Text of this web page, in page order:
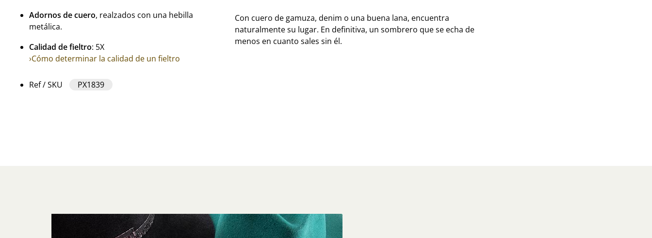
Adornos de cuero, realzados con una hebilla
metálica.
Calidad de fieltro: 5X
›Cómo determinar la calidad de un fieltro
Ref / SKU PX1839
Con cuero de gamuza, denim o una buena lana, encuentra
naturalmente su lugar. En definitiva, un sombrero que se echa de
menos en cuanto sales sin él.